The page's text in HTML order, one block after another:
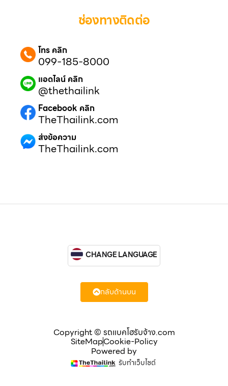
ช่องทางติดต่อ
โทร คลิก
099-185-8000
แอดไลน์ คลิก
@thethailink
Facebook คลิก
TheThailink.com
ส่งข้อความ
TheThailink.com
Copyright © รถแบคโฮรับจ้าง.com
SiteMapCookie-Policy
Powered by
รับทำเว็บไซต์
CHANGE LANGUAGE
กลับด้านบน